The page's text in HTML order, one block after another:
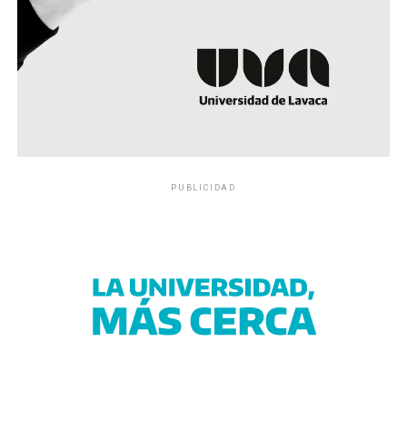
PUBLICIDAD